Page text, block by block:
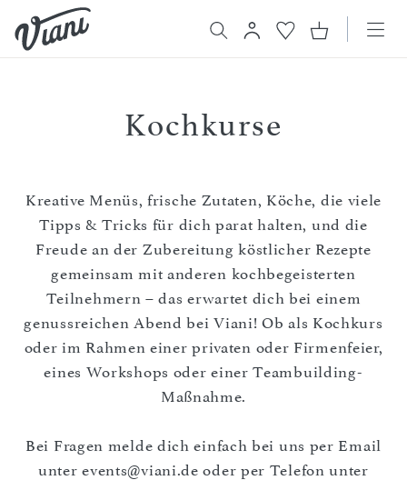
Kochkurse
Kreative Menüs, frische Zutaten, Köche, die viele
Tipps & Tricks für dich parat halten, und die
Freude an der Zubereitung köstlicher Rezepte
gemeinsam mit anderen kochbegeisterten
Teilnehmern – das erwartet dich bei einem
genussreichen Abend bei Viani! Ob als Kochkurs
oder im Rahmen einer privaten oder Firmenfeier,
eines Workshops oder einer Teambuilding-
Maßnahme.
Bei Fragen melde dich einfach bei uns per Email
unterevents@viani.de oder per Telefon unter